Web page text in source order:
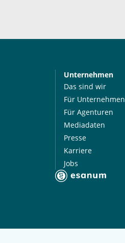
Unternehmen
Das sind wir
Für Unternehmen
Für Agenturen
Mediadaten
Presse
Karriere
Jobs